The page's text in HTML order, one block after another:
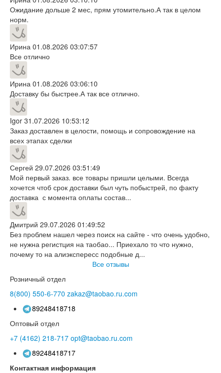
Ожидание дольше 2 мес, прям утомительно.А так в целом
норм.
Ирина 01.08.2026 03:07:57
Все отлично
Ирина 01.08.2026 03:06:10
Доставку бы быстрее.А так все отлично.
Igor 31.07.2026 10:53:12
Заказ доставлен в целости, помощь и сопровождение на
всех этапах сделки
Сергей 29.07.2026 03:51:49
Мой первый заказ. все товары пришли целыми. Всегда
хочется чтоб срок доставки был чуть побыстрей, по факту
доставка с момента оплаты состав...
Дмитрий 29.07.2026 01:49:52
Без проблем нашел через поиск на сайте - что очень удобно,
не нужна регистция на таобао... Приехало то что нужно,
почему то на алиэкспересс подобные д...
Все отзывы
Розничный отдел
8(800) 550-6-770 zakaz@taobao.ru.com
89248418718
Оптовый отдел
+7 (4162) 218-717 opt@taobao.ru.com
89248418717
Контактная информация